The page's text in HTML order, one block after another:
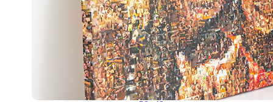
Не нашли Ваш город?
Мы доставляем по всему миру
рамке
10х10
10×15
13×18
15×15
15×20
20×20
20×30
30×30